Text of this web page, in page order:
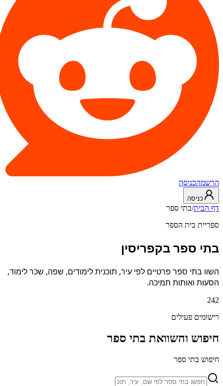
הרשמהכניסה
כניסה
דף הבית/בתי ספר
ספריית בית הספר
בתי ספר בקפריסין
השוו בתי ספר פרטיים לפי עיר, תוכנית לימודים, שפה, שכר לימוד,
הסעות ואותות תמיכה.
242
רישומים פעילים
חיפוש והשוואת בתי ספר
חיפוש בתי ספר